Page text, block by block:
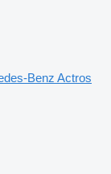
Benz Actros